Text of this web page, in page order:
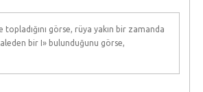
görse, rüya yakın bir zamanda
bir I» bulunduğunu görse,